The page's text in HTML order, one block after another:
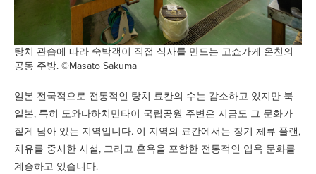
탕치 관습에 따라 숙박객이 직접 식사를 만드는 고쇼가케 온천의
공동 주방. ©Masato Sakuma
일본 전국적으로 전통적인 탕치 료칸의 수는 감소하고 있지만 북
일본, 특히 도와다하치만타이 국립공원 주변은 지금도 그 문화가
짙게 남아 있는 지역입니다. 이 지역의 료칸에서는 장기 체류 플랜,
치유를 중시한 시설, 그리고 혼욕을 포함한 전통적인 입욕 문화를
계승하고 있습니다.